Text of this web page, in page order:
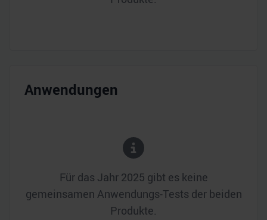
Anwendungen
Für das Jahr 2025 gibt es keine
gemeinsamen Anwendungs-Tests der beiden
Produkte.